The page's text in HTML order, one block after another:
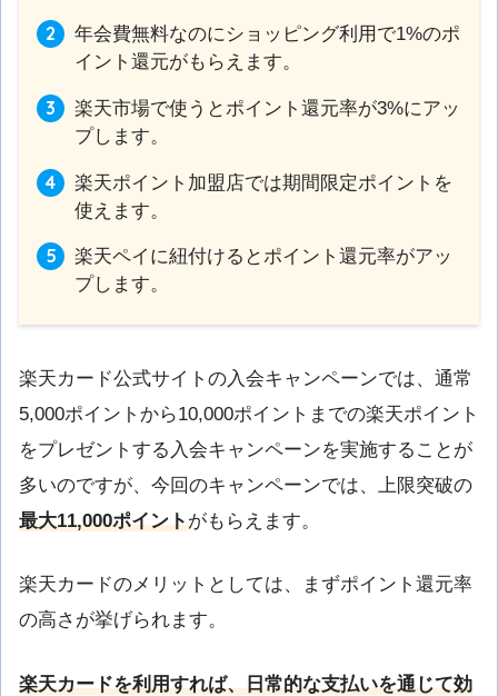
年会費無料なのにショッピング利用で1%のポ
イント還元がもらえます。
楽天市場で使うとポイント還元率が3%にアッ
プします。
楽天ポイント加盟店では期間限定ポイントを
使えます。
楽天ペイに紐付けるとポイント還元率がアッ
プします。
楽天カード公式サイトの入会キャンペーンでは、通常
5,000ポイントから10,000ポイントまでの楽天ポイント
をプレゼントする入会キャンペーンを実施することが
多いのですが、今回のキャンペーンでは、上限突破の
最大11,000ポイントがもらえます。
楽天カードのメリットとしては、まずポイント還元率
の高さが挙げられます。
楽天カードを利用すれば、日常的な支払いを通じて効